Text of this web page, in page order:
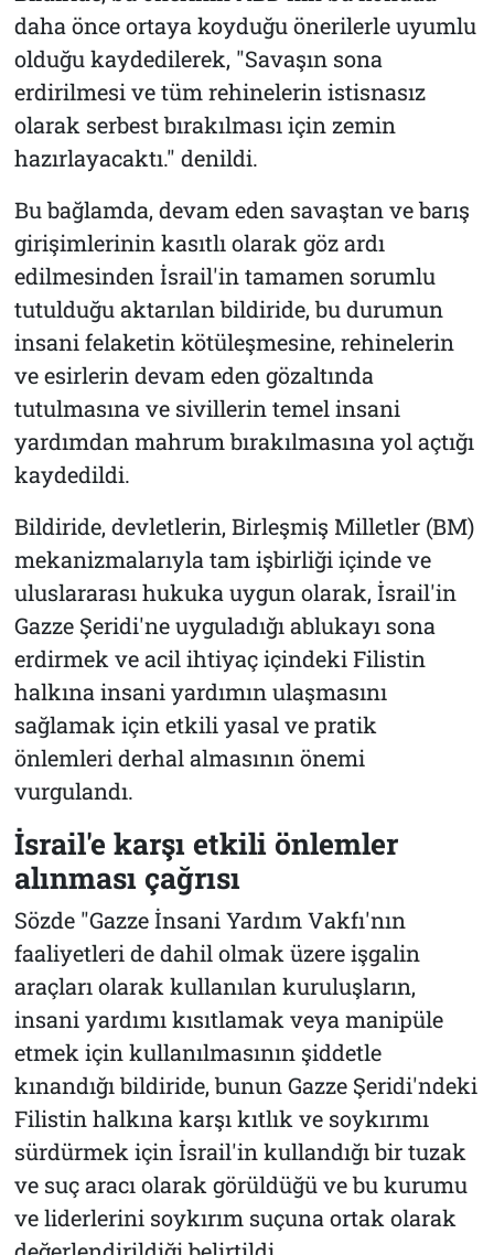
daha önce ortaya koyduğu önerilerle uyumlu
olduğu kaydedilerek, "Savaşın sona
erdirilmesi ve tüm rehinelerin istisnasız
olarak serbest bırakılması için zemin
hazırlayacaktı." denildi.
Bu bağlamda, devam eden savaştan ve barış
girişimlerinin kasıtlı olarak göz ardı
edilmesinden İsrail'in tamamen sorumlu
tutulduğu aktarılan bildiride, bu durumun
insani felaketin kötüleşmesine, rehinelerin
ve esirlerin devam eden gözaltında
tutulmasına ve sivillerin temel insani
yardımdan mahrum bırakılmasına yol açtığı
kaydedildi.
Bildiride, devletlerin, Birleşmiş Milletler (BM)
mekanizmalarıyla tam işbirliği içinde ve
uluslararası hukuka uygun olarak, İsrail'in
Gazze Şeridi'ne uyguladığı ablukayı sona
erdirmek ve acil ihtiyaç içindeki Filistin
halkına insani yardımın ulaşmasını
sağlamak için etkili yasal ve pratik
önlemleri derhal almasının önemi
vurgulandı.
İsrail'e karşı etkili önlemler
alınması çağrısı
Sözde "Gazze İnsani Yardım Vakfı'nın
faaliyetleri de dahil olmak üzere işgalin
araçları olarak kullanılan kuruluşların,
insani yardımı kısıtlamak veya manipüle
etmek için kullanılmasının şiddetle
kınandığı bildiride, bunun Gazze Şeridi'ndeki
Filistin halkına karşı kıtlık ve soykırımı
sürdürmek için İsrail'in kullandığı bir tuzak
ve suç aracı olarak görüldüğü ve bu kurumu
ve liderlerini soykırım suçuna ortak olarak